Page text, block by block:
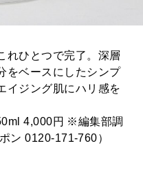
れひとつで完了。深層
をベースにしたシンプ
イジング肌にハリ感を
4,000円 ※編集部調
ン 0120-171-760）